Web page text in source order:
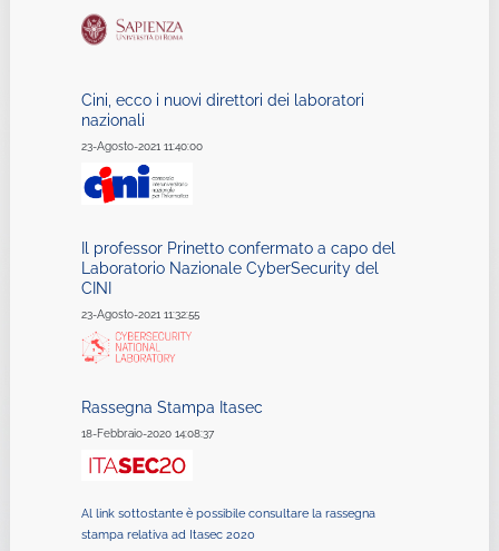
Cini, ecco i nuovi direttori dei laboratori
nazionali
23-Agosto-2021 11:40:00
Il professor Prinetto confermato a capo del
Laboratorio Nazionale CyberSecurity del
CINI
23-Agosto-2021 11:32:55
Rassegna Stampa Itasec
18-Febbraio-2020 14:08:37
Al link sottostante è possibile consultare la rassegna
stampa relativa ad Itasec 2020